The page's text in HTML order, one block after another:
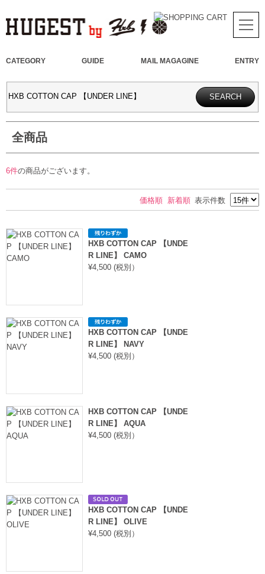
CATEGORY GUIDE MAIL MAGAGINE ENTRY
全商品
6件の商品がございます。
価格順 新着順 表示件数
HXB COTTON CAP 【UNDE
R LINE】 CAMO
¥4,500 (税別）
HXB COTTON CAP 【UNDE
R LINE】 NAVY
¥4,500 (税別）
HXB COTTON CAP 【UNDE
R LINE】 AQUA
¥4,500 (税別）
HXB COTTON CAP 【UNDE
R LINE】 OLIVE
¥4,500 (税別）